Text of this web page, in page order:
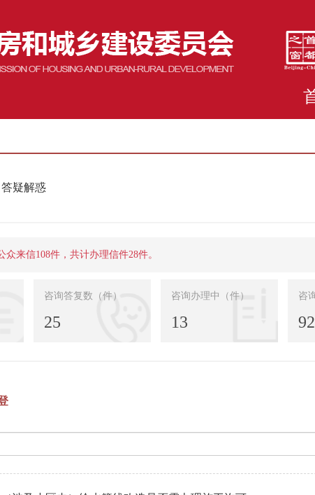
答疑解惑
众来信108件，共计办理信件28件。
咨询答复数（件）
25
咨询办理中（件）
13
咨
92